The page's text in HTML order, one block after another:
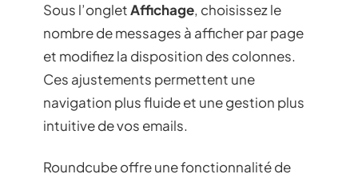
Sous l’ongletAffichage, choisissez le
nombre de messages à afficher par page
et modifiez la disposition des colonnes.
Ces ajustements permettent une
navigation plus fluide et une gestion plus
intuitive de vos emails.
Roundcube offre une fonctionnalité de